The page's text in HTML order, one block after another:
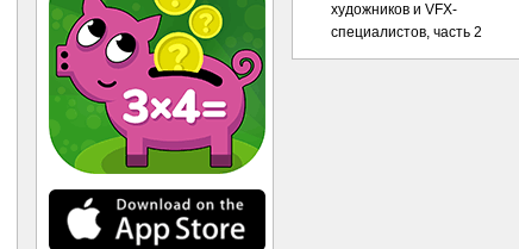
художников и VFX-
специалистов, часть 2